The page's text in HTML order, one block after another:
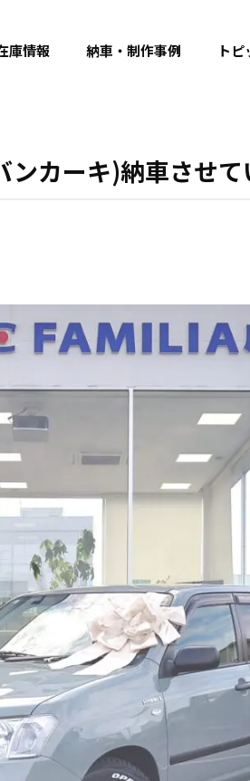
庫情報 納車・制作事例 ト
ンカーキ)納車させ